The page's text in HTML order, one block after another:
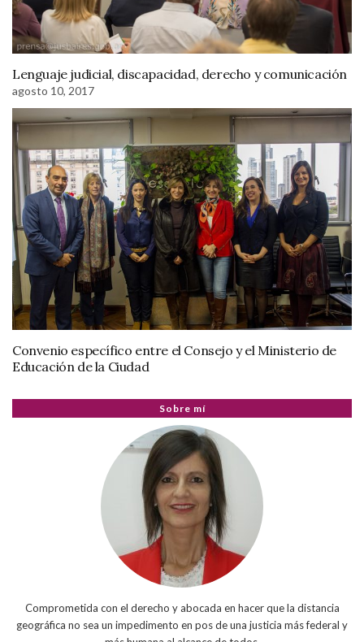
Lenguaje judicial, discapacidad, derecho y comunicación
agosto 10, 2017
Convenio específico entre el Consejo y el Ministerio de
Educación de la Ciudad
Sobre mí
Comprometida con el derecho y abocada en hacer que la distancia
geográfica no sea un impedimento en pos de una justicia más federal y